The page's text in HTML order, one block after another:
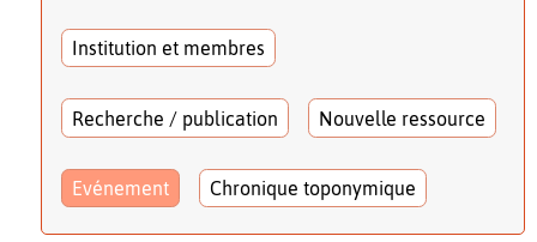
Institution et membres
Recherche / publication Nouvelle ressource
Evénement Chronique toponymique